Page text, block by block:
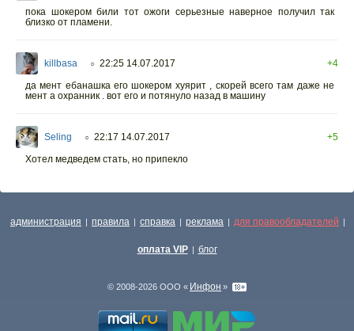
пока шокером били тот ожоги серьезные наверное получил так
близко от пламени.
killbasa ○ 22:25 14.07.2017
+4
да мент ебанашка его шокером хуярит , скорей всего там даже не
мент а охранник . вот его и потянуло назад в машину
Seling ○ 22:17 14.07.2017
+5
Хотел медведем стать, но припекло
администрация | правила | справка | реклама | для правообладателей |
оплата VIP | блог
© 2008-2026 ООО « Инфон »